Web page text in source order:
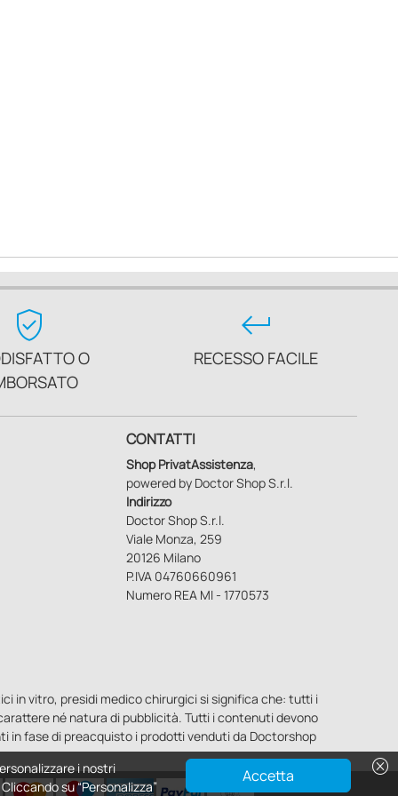
verified_user
O
keyboard_return
RECESSO FACILE
CONTATTI
Shop PrivatAssistenza,
powered by Doctor Shop S.r.l.
Indirizzo
Doctor Shop S.r.l.
Viale Monza, 259
20126 Milano
P.IVA 04760660961
Numero REA MI - 1770573
in vitro, presidi medico chirurgici si significa che: tutti i
né natura di pubblicità. Tutti i contenuti devono
in fase di preacquisto i prodotti venduti da Doctorshop
cancel
i nostri
su “Personalizza”
Accetta